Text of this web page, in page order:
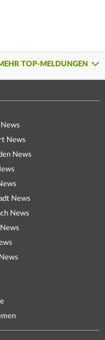
TOP-MELDUNGEN
News
News
News
News